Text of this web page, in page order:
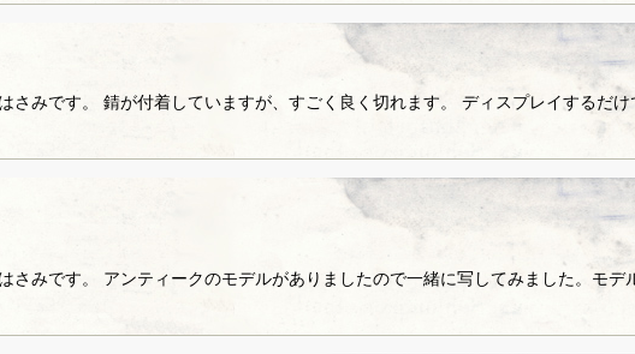
さみです。 錆が付着していますが、すごく良く切れます。 ディスプレイするだ
さみです。 アンティークのモデルがありましたので一緒に写してみました。モ